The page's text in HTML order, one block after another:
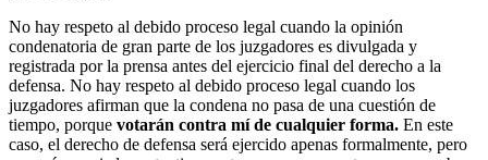
No hay respeto al debido proceso legal cuando la opinión
condenatoria de gran parte de los juzgadores es divulgada y
registrada por la prensa antes del ejercicio final del derecho a la
defensa. No hay respeto al debido proceso legal cuando los
juzgadores afirman que la condena no pasa de una cuestión de
tiempo, porque votarán contra mí de cualquier forma. En este
caso, el derecho de defensa será ejercido apenas formalmente, pero